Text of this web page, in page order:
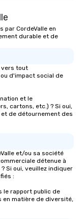
par CordeValle en
durable et de
vers tout
d'impact social de
et le
cartons, etc.) ? Si oui,
de détournement des
et/ou sa société
détenue à
Si oui, veuillez indiquer
:
le rapport public de
en matière de diversité,